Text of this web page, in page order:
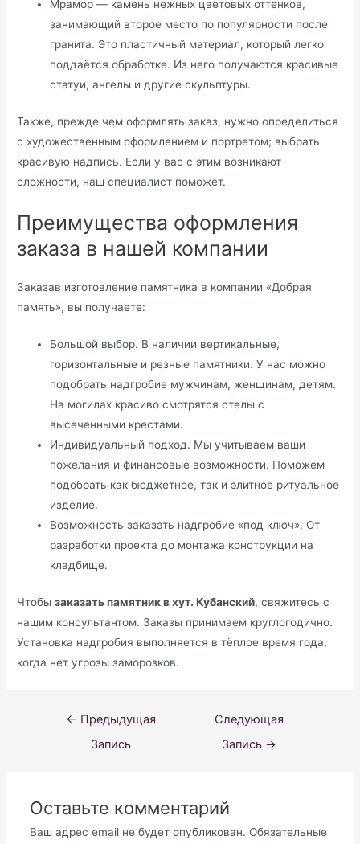
Мрамор — камень нежных цветовых оттенков,
занимающий второе место по популярности после
гранита. Это пластичный материал, который легко
поддаётся обработке. Из него получаются красивые
статуи, ангелы и другие скульптуры.
Также, прежде чем оформлять заказ, нужно определиться
с художественным оформлением и портретом; выбрать
красивую надпись. Если у вас с этим возникают
сложности, наш специалист поможет.
Преимущества оформления
заказа в нашей компании
Заказав изготовление памятника в компании «Добрая
память», вы получаете:
Большой выбор. В наличии вертикальные,
горизонтальные и резные памятники. У нас можно
подобрать надгробие мужчинам, женщинам, детям.
На могилах красиво смотрятся стелы с
высеченными крестами.
Индивидуальный подход. Мы учитываем ваши
пожелания и финансовые возможности. Поможем
подобрать как бюджетное, так и элитное ритуальное
изделие.
Возможность заказать надгробие «под ключ». От
разработки проекта до монтажа конструкции на
кладбище.
Чтобызаказать памятник в хут. Кубанский, свяжитесь с
нашим консультантом. Заказы принимаем круглогодично.
Установка надгробия выполняется в тёплое время года,
когда нет угрозы заморозков.
Навигация
← Предыдущая
Запись
Следующая
Запись →
Оставьте комментарий
Ваш адрес email не будет опубликован. Обязательные